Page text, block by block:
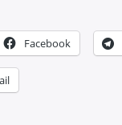
Facebook